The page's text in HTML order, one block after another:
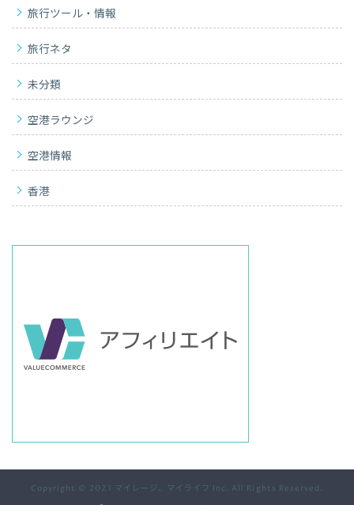
旅行ツール・情報
旅行ネタ
未分類
空港ラウンジ
空港情報
香港
Copyright © 2021 マイレージ、マイライフ Inc. All Rights Reserved.